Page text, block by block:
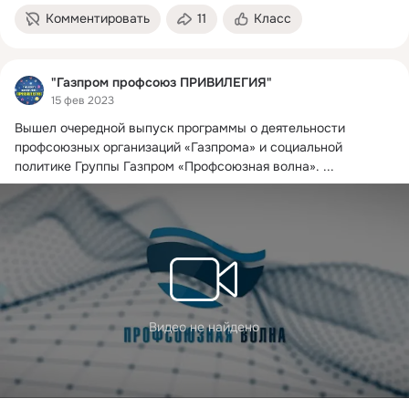
Комментировать 11 Класс
"Газпром профсоюз ПРИВИЛЕГИЯ"
15 фев 2023
Вышел очередной выпуск программы о деятельности
профсоюзных организаций «Газпрома» и социальной
политике Группы Газпром «Профсоюзная волна». ...
Видео не найдено